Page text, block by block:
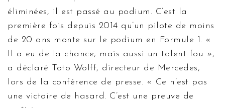
éliminées, il est passé au podium. C’est la
première fois depuis 2014 qu’un pilote de moins
de 20 ans monte sur le podium en Formule 1. «
Il a eu de la chance, mais aussi un talent fou »,
a déclaré Toto Wolff, directeur de Mercedes,
lors de la conférence de presse. « Ce n’est pas
une victoire de hasard. C’est une preuve de